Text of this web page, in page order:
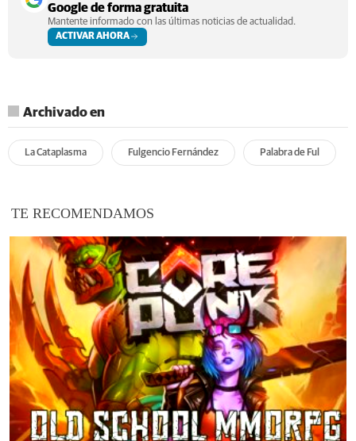
Google de forma gratuita
Mantente informado con las últimas noticias de actualidad.
ACTIVAR AHORA
Archivado en
La Cataplasma Fulgencio Fernández Palabra de Ful
TE RECOMENDAMOS